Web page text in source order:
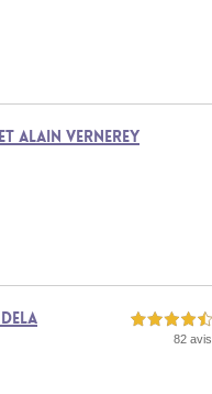
Alain Vernerey
4,5 étoiles sur 5
82 avis